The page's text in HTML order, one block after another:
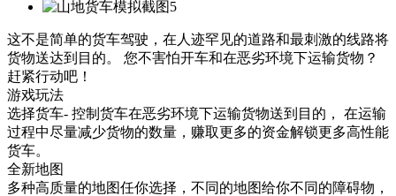
这不是简单的货车驾驶，在人迹罕见的道路和最刺激的线路将
货物送达到目的。 您不害怕开车和在恶劣环境下运输货物？
赶紧行动吧！
游戏玩法
选择货车- 控制货车在恶劣环境下运输货物送到目的， 在运输
过程中尽量减少货物的数量，赚取更多的资金解锁更多高性能
货车。
全新地图
多种高质量的地图任你选择，不同的地图给你不同的障碍物，